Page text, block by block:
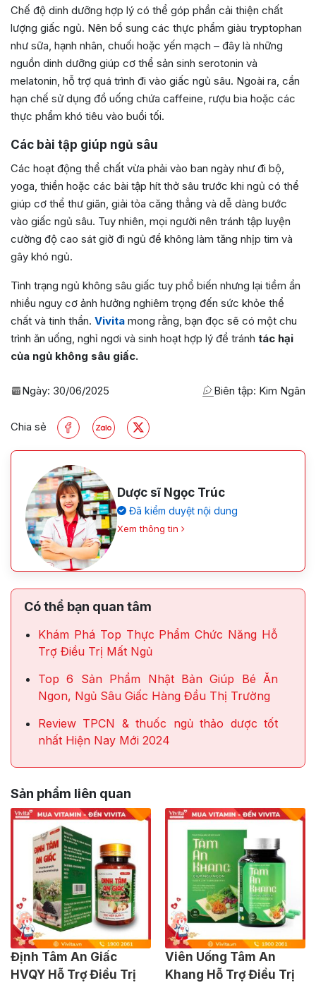
Chế độ dinh dưỡng hợp lý có thể góp phần cải thiện chất
lượng giấc ngủ. Nên bổ sung các thực phẩm giàu tryptophan
như sữa, hạnh nhân, chuối hoặc yến mạch – đây là những
nguồn dinh dưỡng giúp cơ thể sản sinh serotonin và
melatonin, hỗ trợ quá trình đi vào giấc ngủ sâu. Ngoài ra, cần
hạn chế sử dụng đồ uống chứa caffeine, rượu bia hoặc các
thực phẩm khó tiêu vào buổi tối.
Các bài tập giúp ngủ sâu
Các hoạt động thể chất vừa phải vào ban ngày như đi bộ,
yoga, thiền hoặc các bài tập hít thở sâu trước khi ngủ có thể
giúp cơ thể thư giãn, giải tỏa căng thẳng và dễ dàng bước
vào giấc ngủ sâu. Tuy nhiên, mọi người nên tránh tập luyện
cường độ cao sát giờ đi ngủ để không làm tăng nhịp tim và
gây khó ngủ.
Tình trạng ngủ không sâu giấc tuy phổ biến nhưng lại tiềm ẩn
nhiều nguy cơ ảnh hưởng nghiêm trọng đến sức khỏe thể
chất và tinh thần. Vivita mong rằng, bạn đọc sẽ có một chu
trình ăn uống, nghỉ ngơi và sinh hoạt hợp lý để tránh tác hại
của ngủ không sâu giấc.
Ngày: 30/06/2025 Biên tập: Kim Ngân
Chia sẻ
Dược sĩ Ngọc Trúc
Đã kiểm duyệt nội dung
Xem thông tin
Có thể bạn quan tâm
Khám Phá Top Thực Phẩm Chức Năng Hỗ
Trợ Điều Trị Mất Ngủ
Top 6 Sản Phẩm Nhật Bản Giúp Bé Ăn
Ngon, Ngủ Sâu Giấc Hàng Đầu Thị Trường
Review TPCN & thuốc ngủ thảo dược tốt
nhất Hiện Nay Mới 2024
Sản phẩm liên quan
Định Tâm An Giấc
HVQY Hỗ Trợ Điều Trị
Viên Uống Tâm An
Khang Hỗ Trợ Điều Trị